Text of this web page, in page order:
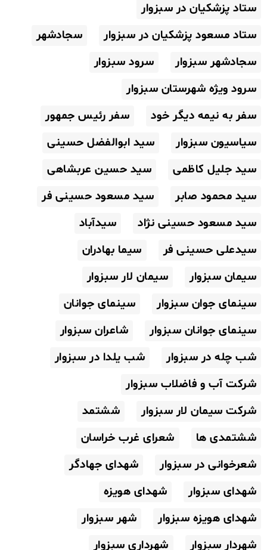
ستاد پزشکیان در سبزوار
ستاد مسعود پزشکیان در سبزوار
سجادشهر
سجادشهر سبزوار
سرود سبزوار
سرود ویژه شهرستان سبزوار
سفر به نیمه دیگر خود
سفر رئیس جمهور
سیاسیون سبزوار
سید ابوالفضل حسینی
سید جلیل کاظمی
سید حسین عربشاهی
سید محمود صابر
سید مسعود حسینی فر
سید مسعود حسینی نژاد
سیدآباد
سیدعلی حسینی فر
سیما بهادران
سیمان سبزوار
سیمان لار سبزوار
سینمای جوان سبزوار
سینمای جوانان
سینمای جوانان سبزوار
شاعران سبزوار
شب چله در سبزوار
شب یلدا در سبزوار
شرکت آب و فاضلاب سبزوار
شرکت سیمان لار سبزوار
ششتمد
ششتمدی ها
شعرای غرب خراسان
شعرخوانی در سبزوار
شهدای جهادگر
شهدای سبزوار
شهدای هویزه
شهدای هویزه سبزوار
شهر سبزوار
شهردار سبزوار
شهرداری سبزوار